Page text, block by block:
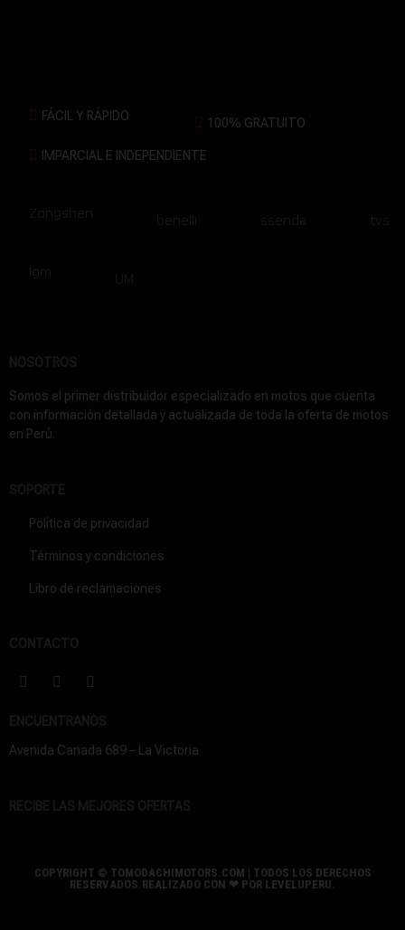
FÁCIL Y RÁPIDO 100% GRATUITO
IMPARCIAL E INDEPENDIENTE
Somos el primer distribuidor especializado en motos que cuenta
con información detallada y actualizada de toda la oferta de motos
en Perú.
Política de privacidad
Términos y condiciones
Libro de reclamaciones
Avenida Canada 689 – La Victoria
COPYRIGHT © TOMODACHIMOTORS.COM | TODOS LOS DERECHOS
RESERVADOS.REALIZADO CON ❤ POR LEVELUPERU.